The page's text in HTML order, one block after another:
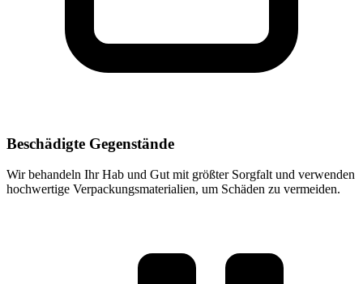
Beschädigte Gegenstände
Wir behandeln Ihr Hab und Gut mit größter Sorgfalt und verwenden
hochwertige Verpackungsmaterialien, um Schäden zu vermeiden.